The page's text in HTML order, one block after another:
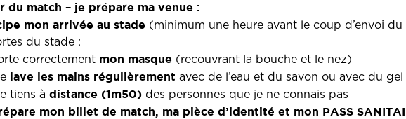
du match – je prépare ma venue :
mon arrivée au stade (minimum une heure avant le coup d’envoi
du stade :
correctement mon masque (recouvrant la bouche et le nez)
lave les mains régulièrement avec de l’eau et du savon ou avec du
tiens à distance (1m50)des personnes que je ne connais pas
mon billet de match, ma pièce d’identité et mon PASS